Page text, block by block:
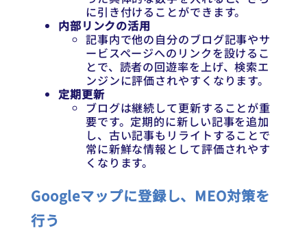
に引き付けることができます。
内部リンクの活用
記事内で他の自分のブログ記事やサ
ービスページへのリンクを設けるこ
とで、読者の回遊率を上げ、検索エ
ンジンに評価されやすくなります。
定期更新
ブログは継続して更新することが重
要です。定期的に新しい記事を追加
し、古い記事もリライトすることで
常に新鮮な情報として評価されやす
くなります。
Googleマップに登録し、MEO対策を
行う